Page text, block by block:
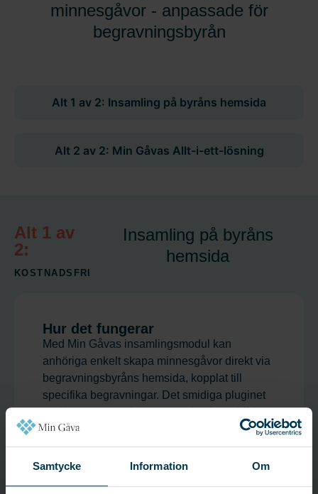
Samtycke Information Om
minnesgåvor - anpassade för
begravningsbyrån
Alt 1 av 2: Insamling på byråns hemsida
Alt 2 av 2: Min Gåvas Allt-i-ett-lösning
Alt 1 av
2:
Insamling på byråns
hemsida
KOSTNADSFRI
Hur det fungerar
Med Min Gåvas insamlingsmodul kan
anhöriga enkelt skapa minnesgåvor direkt via
begravningsbyråns hemsida, kopplat till
specifika begravningar. Det smidiga pluginet
möjliggör personliga texter och minnesbilder.